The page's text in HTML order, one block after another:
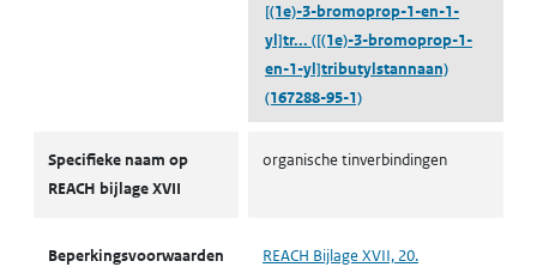
[(1e)-3-bromoprop-1-en-1-
yl]tr... ([(1e)-3-bromoprop-1-
en-1-yl]tributylstannaan)
(167288-95-1)
Specifieke naam op
REACH bijlage XVII
organische tinverbindingen
Beperkingsvoorwaarden
REACH Bijlage XVII, 20.